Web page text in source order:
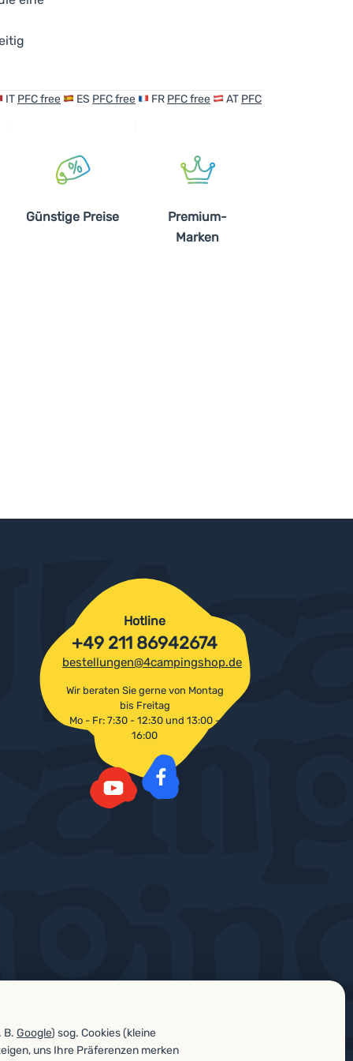
B. Google) sog. Cookies (kleine
uns Ihre Präferenzen merken
IT PFC free ES PFC free FR PFC free AT PFC
Günstige Preise
Premium-
Marken
Hotline
+49 211 86942674
bestellungen@4campingshop.de
Wir beraten Sie gerne von Montag
bis Freitag
Mo - Fr: 7:30 - 12:30 und 13:00 -
16:00